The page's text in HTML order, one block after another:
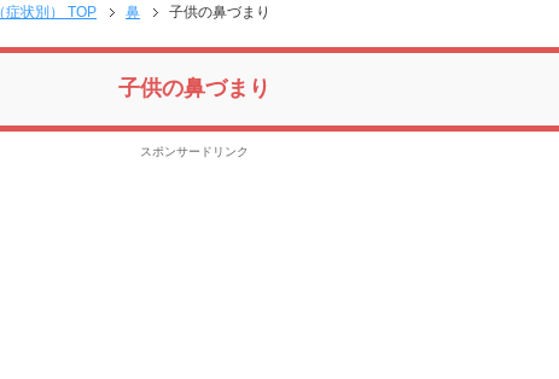
症状別） TOP 鼻 子供の鼻づまり
子供の鼻づまり
スポンサードリンク